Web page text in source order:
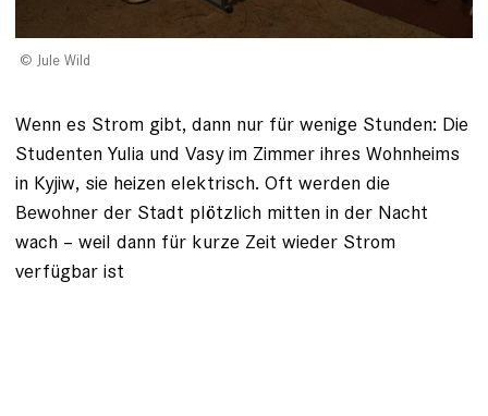
Jule Wild
Wenn es Strom gibt, dann nur für wenige Stunden: Die
Studenten Yulia und Vasy im Zimmer ihres Wohnheims
in Kyjiw, sie heizen elektrisch. Oft werden die
Bewohner der Stadt plötzlich mitten in der Nacht
wach – weil dann für kurze Zeit wieder Strom
verfügbar ist